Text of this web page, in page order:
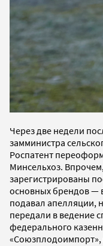
Через две недели
замминистра
Роспатент
Минсельхоз.
зарегистрированы
основных брендов
подавал апелляции,
передали в ведение
федерального
«Союзплодоимпорт»,